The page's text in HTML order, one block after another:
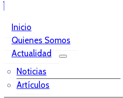
Inicio
Quienes Somos
Actualidad
Noticias
Artículos